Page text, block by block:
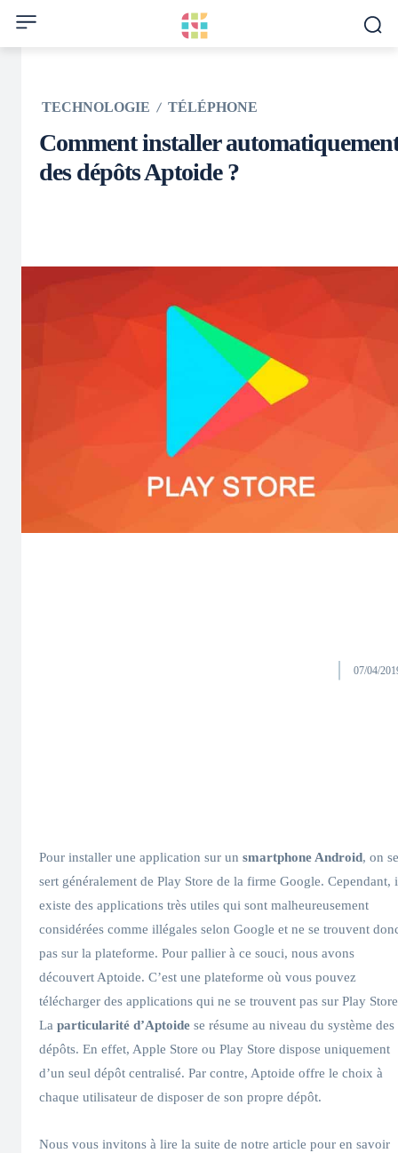
TECHNOLOGIE TÉLÉPHONE
Comment installer
des dépôts Aptoide ?
07/04/
Pour installer une application sur un smartphone Android, on se
sert généralement de Play Store de la firme Google. Cependant,
existe des applications très utiles qui sont malheureusement
considérées comme illégales selon Google et ne se trouvent
pas sur la plateforme. Pour pallier à ce souci, nous avons
découvert Aptoide. C’est une plateforme où vous pouvez
télécharger des applications qui ne se trouvent pas sur Play
La particularité d’Aptoide se résume au niveau du système des
dépôts. En effet, Apple Store ou Play Store dispose uniquement
d’un seul dépôt centralisé. Par contre, Aptoide offre le choix à
chaque utilisateur de disposer de son propre dépôt.
Nous vous invitons à lire la suite de notre article pour en savoir